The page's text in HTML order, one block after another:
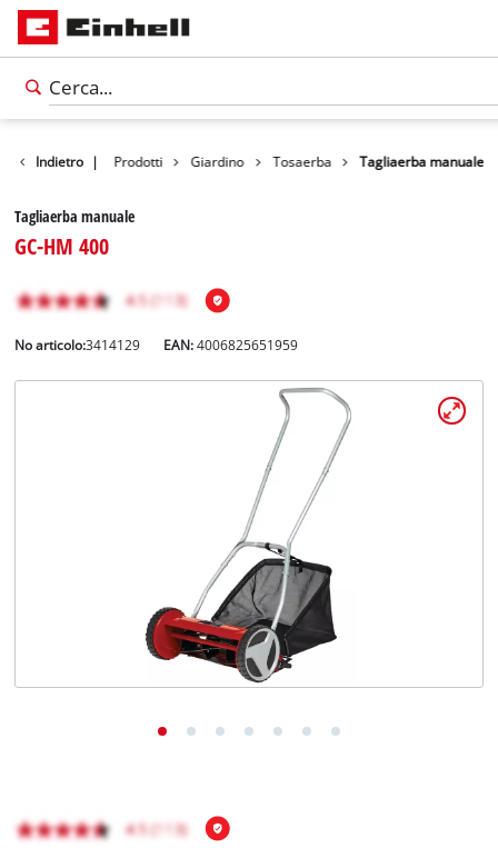
Indietro | Prodotti Giardino Tosaerba Tagliaerba manuale
Tagliaerba manuale
GC-HM 400
No articolo:3414129 EAN:4006825651959